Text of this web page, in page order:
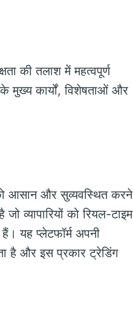
की तलाश में महत्वपूर्ण
मुख्य कार्यों, विशेषताओं और
को आसान और सुव्यवस्थित करने
को रियल-टाइम
यह प्लेटफॉर्म अपनी
है और इस प्रकार ट्रेडिंग